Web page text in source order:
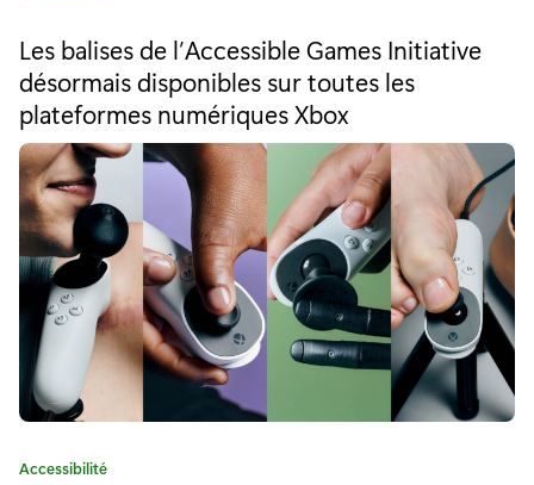
a
n
t
m
e
n
t
a
l
é
g
o
r
i
e
Les balises de l’Accessible Games Initiative
désormais disponibles sur toutes les
plateformes numériques Xbox
C
Accessibilité